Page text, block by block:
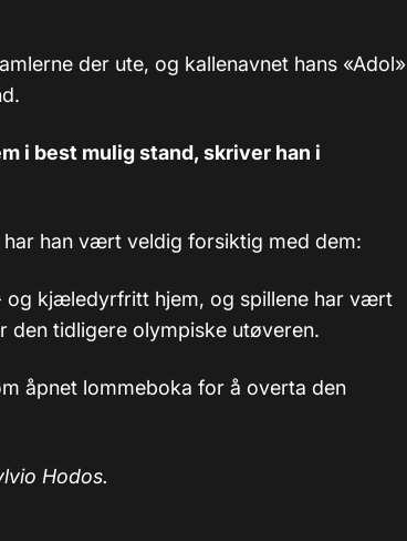
der ute, og kallenavnet hans «Adol»
i best mulig stand, skriver han i
han vært veldig forsiktig med dem:
og kjæledyrfritt hjem, og spillene har vært
den tidligere olympiske utøveren.
åpnet lommeboka for å overta den
Hodos.